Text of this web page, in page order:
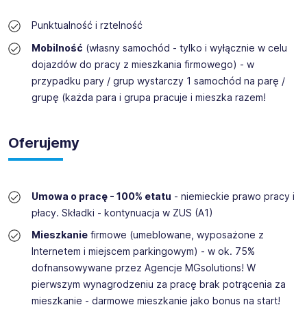
Punktualność i rztelność
Mobilność (własny samochód - tylko i wyłącznie w celu
dojazdów do pracy z mieszkania firmowego) - w
przypadku pary / grup wystarczy 1 samochód na parę /
grupę (każda para i grupa pracuje i mieszka razem!
Oferujemy
Umowa o pracę - 100% etatu - niemieckie prawo pracy i
płacy. Składki - kontynuacja w ZUS (A1)
Mieszkaniefirmowe (umeblowane, wyposażone z
Internetem i miejscem parkingowym) - w ok. 75%
dofnansowywane przez Agencje MGsolutions! W
pierwszym wynagrodzeniu za pracę brak potrącenia za
mieszkanie - darmowe mieszkanie jako bonus na start!